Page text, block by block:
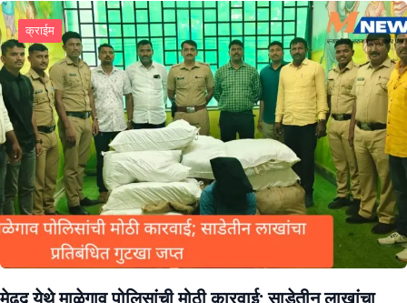
क्राईम
​मेढद येथे माळेगाव पोलिसांची मोठी कारवाई; साडेतीन लाखांचा